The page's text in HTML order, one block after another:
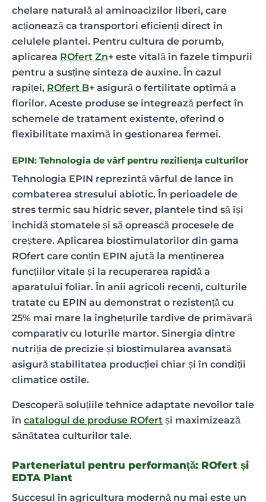
chelare naturală al aminoacizilor liberi, care
acționează ca transportori eficienți direct în
celulele plantei. Pentru cultura de porumb,
aplicarea ROfert Zn+ este vitală în fazele timpurii
pentru a susține sinteza de auxine. În cazul
rapiței, ROfert B+ asigură o fertilitate optimă a
florilor. Aceste produse se integrează perfect în
schemele de tratament existente, oferind o
flexibilitate maximă în gestionarea fermei.
EPIN: Tehnologia de vârf pentru reziliența culturilor
Tehnologia EPIN reprezintă vârful de lance în
combaterea stresului abiotic. În perioadele de
stres termic sau hidric sever, plantele tind să își
închidă stomatele și să oprească procesele de
creștere. Aplicarea biostimulatorilor din gama
ROfert care conțin EPIN ajută la menținerea
funcțiilor vitale și la recuperarea rapidă a
aparatului foliar. În anii agricoli recenți, culturile
tratate cu EPIN au demonstrat o rezistență cu
25% mai mare la înghețurile tardive de primăvară
comparativ cu loturile martor. Sinergia dintre
nutriția de precizie și biostimularea avansată
asigură stabilitatea producției chiar și în condiții
climatice ostile.
Descoperă soluțiile tehnice adaptate nevoilor tale
în catalogul de produse ROfert și maximizează
sănătatea culturilor tale.
Parteneriatul pentru performanță: ROfert și
EDTA Plant
Succesul în agricultura modernă nu mai este un